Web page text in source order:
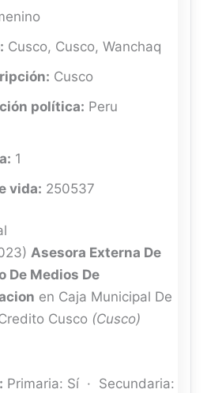
Cusco, Cusco, Wanchaq
Cusco
política: Peru
1
vida: 250537
Asesora Externa De
De Medios De
en Caja Municipal De
Cusco (Cusco)
Primaria: Sí · Secundaria: